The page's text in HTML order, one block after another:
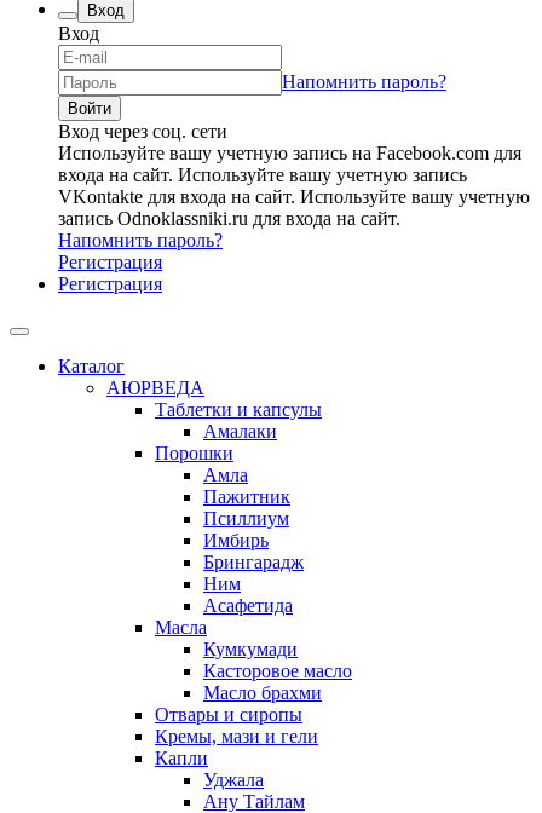
Вход
Вход
Напомнить пароль?
Вход через соц. сети
Используйте вашу учетную запись на Facebook.com для
входа на сайт. Используйте вашу учетную запись
VKontakte для входа на сайт. Используйте вашу учетную
запись Odnoklassniki.ru для входа на сайт.
Напомнить пароль?
Регистрация
Регистрация
Каталог
АЮРВЕДА
Таблетки и капсулы
Амалаки
Порошки
Амла
Пажитник
Псиллиум
Имбирь
Брингарадж
Ним
Асафетида
Масла
Кумкумади
Касторовое масло
Масло брахми
Отвары и сиропы
Кремы, мази и гели
Капли
Уджала
Ану Тайлам